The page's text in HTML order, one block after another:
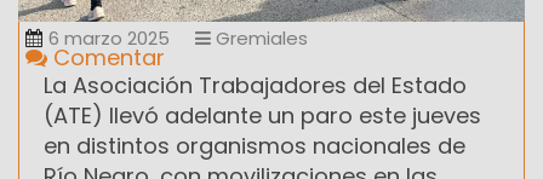
6 marzo 2025 Gremiales
Comentar
La Asociación Trabajadores del Estado
(ATE) llevó adelante un paro este jueves
en distintos organismos nacionales de